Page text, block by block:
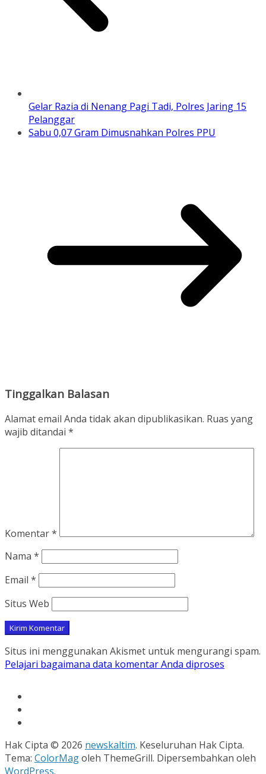
Gelar Razia di Nenang Pagi Tadi, Polres Jaring 15
Pelanggar
Sabu 0,07 Gram Dimusnahkan Polres PPU
Tinggalkan Balasan
Alamat email Anda tidak akan dipublikasikan. Ruas yang
wajib ditandai *
Komentar*
Nama *
Email *
Situs Web
Situs ini menggunakan Akismet untuk mengurangi spam.
Pelajari bagaimana data komentar Anda diproses
Hak Cipta © 2026 newskaltim. Keseluruhan Hak Cipta.
Tema: ColorMagoleh ThemeGrill. Dipersembahkan oleh
WordPress.